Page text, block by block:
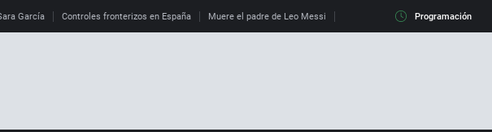
García Controles fronterizos en España Muere el padre de Leo Messi La diferencia entre observar el
Programación